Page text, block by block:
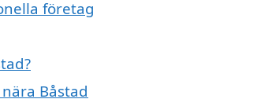
företag
Båstad